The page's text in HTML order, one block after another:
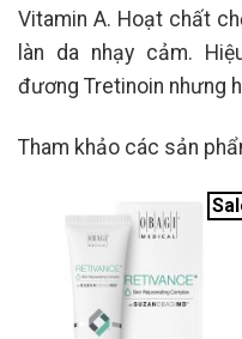
Vitamin A. Hoạt chất
làn da nhạy cảm.
đương Tretinoin nhưng
Tham khảo các sản